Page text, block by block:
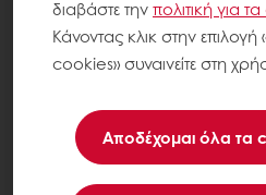
διαβάστε τηνπολιτική για τα
Κάνοντας κλικ στην
cookies» συναινείτε στη
Αποδέχομαι όλα τα